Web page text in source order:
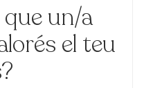
un/a
el teu